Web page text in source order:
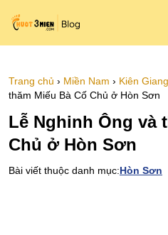
Trang chủ › Miền Nam › Kiên Giang
thăm Miếu Bà Cố Chủ ở Hòn Sơn
Lễ Nghinh Ông và
Chủ ở Hòn Sơn
Bài viết thuộc danh mục:Hòn Sơn